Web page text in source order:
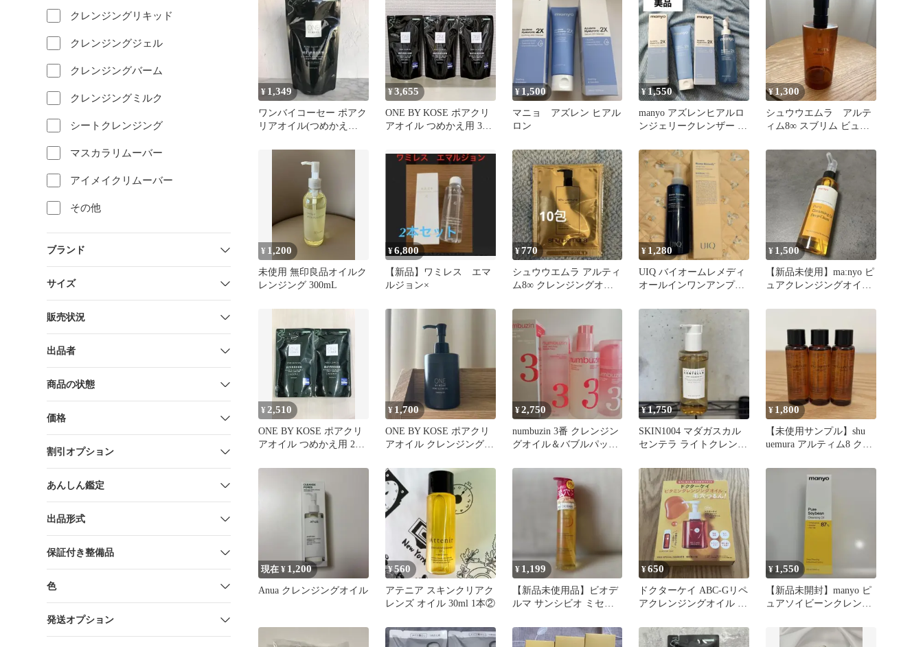
クレンジングリキッド
クレンジングジェル
クレンジングバーム
クレンジングミルク
シートクレンジング
マスカラリムーバー
アイメイクリムーバー
その他
ブランド
サイズ
販売状況
出品者
商品の状態
価格
割引オプション
あんしん鑑定
出品形式
保証付き整備品
色
発送オプション
¥ 1,349
ワンバイコーセー ポアク
リアオイル(つめかえ
¥3,655
ONE BY KOSE ポアクリ
アオイル つめかえ用 3個
¥ 1,500
マニョ アズレン ヒアル
ロン
¥1,550
manyo アズレンヒアルロ
ンジェリークレンザー ク
¥ 1,300
シュウウエムラ アルテ
ィム8∞ スブリム ビュー
¥ 1,200
未使用 無印良品オイルク
レンジング 300mL
¥6,800
【新品】ワミレス エマ
ルジョン×
¥770
シュウウエムラ アルティ
ム8∞ クレンジングオイ
¥ 1,280
UIQ バイオームレメディ
オールインワンアンプル
¥ 1,500
【新品未使用】ma:nyo ピ
ュアクレンジングオイル
¥ 2,510
ONE BY KOSE ポアクリ
アオイル つめかえ用 2個
¥ 1,700
ONE BY KOSE ポアクリ
アオイル クレンジング
¥2,750
numbuzin 3番 クレンジン
グオイル＆バブルパック
¥1,750
SKIN1004 マダガスカル
センテラ ライトクレンジ
¥ 1,800
【未使用サンプル】shu
uemura アルティム8 クレ
現在 ¥ 1,200
Anua クレンジングオイル
¥560
アテニア スキンクリアク
レンズ オイル 30ml 1本②
¥ 1,199
【新品未使用品】ビオデ
ルマ サンシビオ ミセラ
¥650
ドクターケイ ABC-Gリペ
アクレンジングオイル ミ
¥ 1,550
【新品未開封】manyo ピ
ュアソイビーンクレンジ